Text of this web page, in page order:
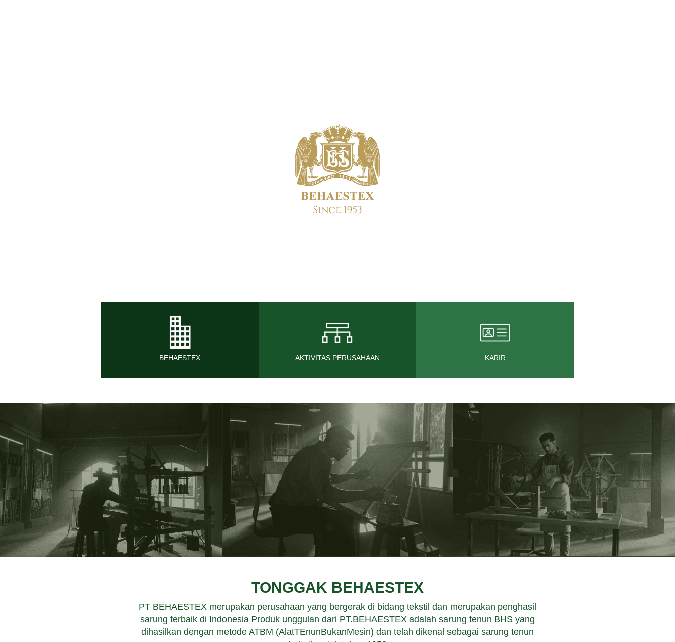
BEHAESTEX AKTIVITAS PERUSAHAAN KARIR
TONGGAK BEHAESTEX
PT BEHAESTEX merupakan perusahaan yang bergerak di bidang tekstil dan merupakan penghasil
sarung terbaik di Indonesia Produk unggulan dari PT.BEHAESTEX adalah sarung tenun BHS yang
dihasilkan dengan metode ATBM (AlatTEnunBukanMesin) dan telah dikenal sebagai sarung tenun